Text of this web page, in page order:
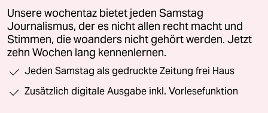
Unsere wochentaz bietet jeden Samstag
Journalismus, der es nicht allen recht macht und
Stimmen, die woanders nicht gehört werden. Jetzt
zehn Wochen lang kennenlernen.
Jeden Samstag als gedruckte Zeitung frei Haus
Zusätzlich digitale Ausgabe inkl. Vorlesefunktion